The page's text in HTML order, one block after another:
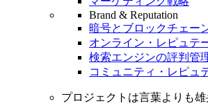
Brand & Reputation
暗号とブロックチェー
オンライン・レピュテ
検索エンジンの評判管
コミュニティ・レピュ
プロジェクトは言葉よりも雄